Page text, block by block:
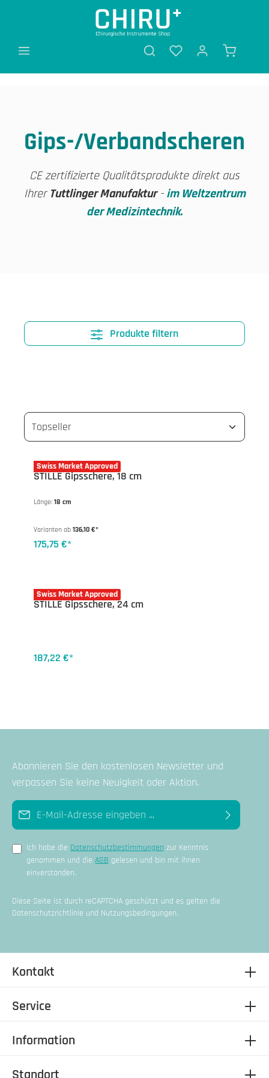
Gips-/Verbandscheren
CE zertifizierte Qualitätsprodukte direkt aus
Ihrer Tuttlinger Manufaktur-im Weltzentrum
der Medizintechnik.
Produkte filtern
Swiss Market Approved
14-0600.18
STILLE Gipsschere, 18 cm
Länge: 18 cm
Varianten ab 136,10 €*
175,75 €*
Swiss Market Approved
14-0620.24
STILLE Gipsschere, 24 cm
187,22 €*
Abonnieren Sie den kostenlosen Newsletter und
verpassen Sie keine Neuigkeit oder Aktion.
E-Mail-Adresse*
Ich habe die Datenschutzbestimmungen zur Kenntnis
genommen und die AGB gelesen und bin mit ihnen
einverstanden.
Diese Seite ist durch reCAPTCHA geschützt und es gelten die
Datenschutzrichtlinie und Nutzungsbedingungen.
Kontakt
Service
Information